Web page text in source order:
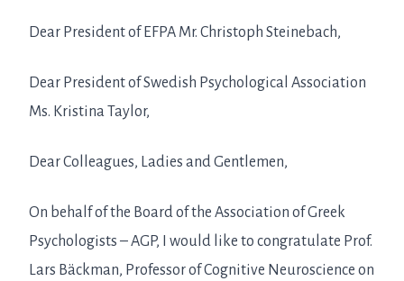
Dear President of EFPA Mr. Christoph Steinebach,
Dear President of Swedish Psychological Association
Ms. Kristina Taylor,
Dear Colleagues, Ladies and Gentlemen,
On behalf of the Board of the Association of Greek
Psychologists – AGP, I would like to congratulate Prof.
Lars Bäckman, Professor of Cognitive Neuroscience on